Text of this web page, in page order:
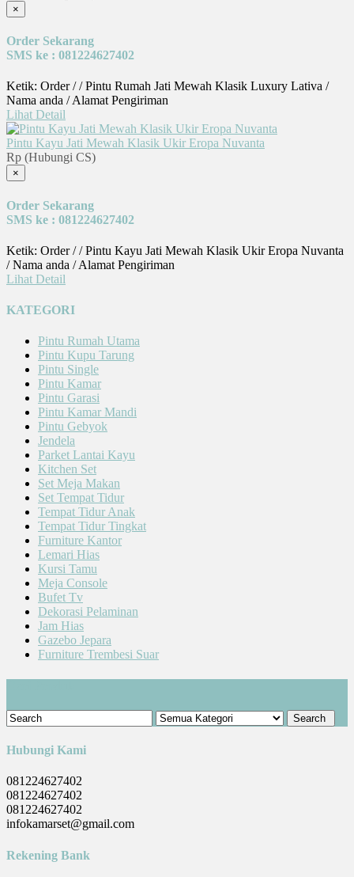
×
Order Sekarang
SMS ke : 081224627402
Ketik: Order / / Pintu Rumah Jati Mewah Klasik Luxury Lativa /
Nama anda / Alamat Pengiriman
Lihat Detail
Pintu Kayu Jati Mewah Klasik Ukir Eropa Nuvanta
Rp (Hubungi CS)
×
Order Sekarang
SMS ke : 081224627402
Ketik: Order / / Pintu Kayu Jati Mewah Klasik Ukir Eropa Nuvanta
/ Nama anda / Alamat Pengiriman
Lihat Detail
KATEGORI
Pintu Rumah Utama
Pintu Kupu Tarung
Pintu Single
Pintu Kamar
Pintu Garasi
Pintu Kamar Mandi
Pintu Gebyok
Jendela
Parket Lantai Kayu
Kitchen Set
Set Meja Makan
Set Tempat Tidur
Tempat Tidur Anak
Tempat Tidur Tingkat
Furniture Kantor
Lemari Hias
Kursi Tamu
Meja Console
Bufet Tv
Dekorasi Pelaminan
Jam Hias
Gazebo Jepara
Furniture Trembesi Suar
Hubungi Kami
081224627402
081224627402
081224627402
infokamarset@gmail.com
Rekening Bank